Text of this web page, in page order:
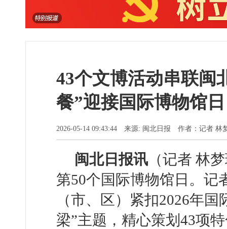
43个文博活动串联闽
餐”迎接国际博物馆日
2026-05-14 09:43:44 来源: 闽北日报 作者：记者 林
闽北日报讯 （记者 林
第50个国际博物馆日。记
（市、区）紧扣2026年
梁”主题，精心策划43项